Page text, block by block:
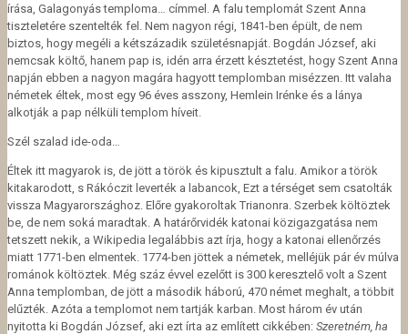
írása, Galagonyás temploma… címmel. A falu templomát Szent Anna
tiszteletére szentelték fel. Nem nagyon régi, 1841-ben épült, de nem
biztos, hogy megéli a kétszázadik születésnapját. Bogdán József, aki
nemcsak költő, hanem pap is, idén arra érzett késztetést, hogy Szent Anna
napján ebben a nagyon magára hagyott templomban misézzen. Itt valaha
németek éltek, most egy 96 éves asszony, Hemlein Irénke és a lánya
alkotják a pap nélküli templom híveit.
Szél szalad ide-oda…
Éltek itt magyarok is, de jött a török és kipusztult a falu. Amikor a török
kitakarodott, s Rákóczit leverték a labancok, Ezt a térséget sem csatolták
vissza Magyarországhoz. Előre gyakoroltak Trianonra. Szerbek költöztek
be, de nem soká maradtak. A határőrvidék katonai közigazgatása nem
tetszett nekik, a Wikipedia legalábbis azt írja, hogy a katonai ellenőrzés
miatt 1771-ben elmentek. 1774-ben jöttek a németek, melléjük pár év múlva
románok költöztek. Még száz évvel ezelőtt is 300 keresztelő volt a Szent
Anna templomban, de jött a második háború, 470 német meghalt, a többit
elűzték. Azóta a templomot nem tartják karban. Most három év után
nyitotta ki Bogdán József, aki ezt írta az említett cikkében: Szeretném, ha